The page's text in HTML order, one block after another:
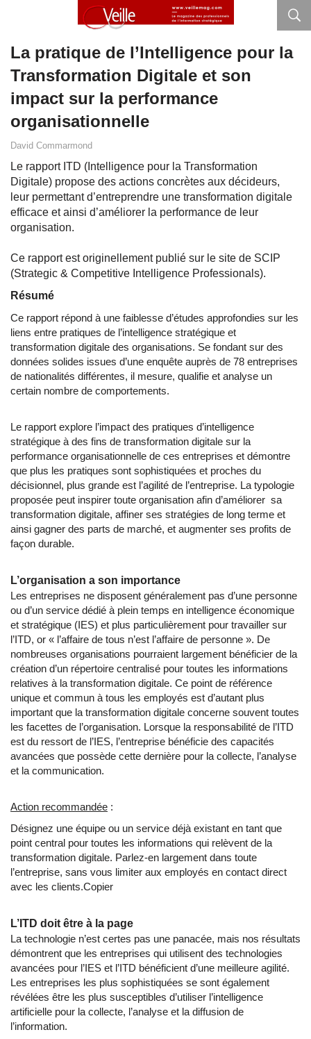
La pratique de l’Intelligence pour la
Transformation Digitale et son
impact sur la performance
organisationnelle
David Commarmond
Le rapport ITD (Intelligence pour la Transformation
Digitale) propose des actions concrètes aux décideurs,
leur permettant d’entreprendre une transformation digitale
efficace et ainsi d’améliorer la performance de leur
organisation.
Ce rapport est originellement publié sur le site de SCIP
(Strategic & Competitive Intelligence Professionals).
Résumé
Ce rapport répond à une faiblesse d’études approfondies sur les
liens entre pratiques de l’intelligence stratégique et
transformation digitale des organisations. Se fondant sur des
données solides issues d’une enquête auprès de 78 entreprises
de nationalités différentes, il mesure, qualifie et analyse un
certain nombre de comportements.
Le rapport explore l’impact des pratiques d’intelligence
stratégique à des fins de transformation digitale sur la
performance organisationnelle de ces entreprises et démontre
que plus les pratiques sont sophistiquées et proches du
décisionnel, plus grande est l’agilité de l’entreprise. La typologie
proposée peut inspirer toute organisation afin d’améliorer sa
transformation digitale, affiner ses stratégies de long terme et
ainsi gagner des parts de marché, et augmenter ses profits de
façon durable.
L’organisation a son importance
Les entreprises ne disposent généralement pas d’une personne
ou d’un service dédié à plein temps en intelligence économique
et stratégique (IES) et plus particulièrement pour travailler sur
l’ITD, or « l’affaire de tous n’est l’affaire de personne ». De
nombreuses organisations pourraient largement bénéficier de la
création d’un répertoire centralisé pour toutes les informations
relatives à la transformation digitale. Ce point de référence
unique et commun à tous les employés est d’autant plus
important que la transformation digitale concerne souvent toutes
les facettes de l’organisation. Lorsque la responsabilité de l’ITD
est du ressort de l’IES, l’entreprise bénéficie des capacités
avancées que possède cette dernière pour la collecte, l’analyse
et la communication.
Action recommandée :
Désignez une équipe ou un service déjà existant en tant que
point central pour toutes les informations qui relèvent de la
transformation digitale. Parlez-en largement dans toute
l’entreprise, sans vous limiter aux employés en contact direct
avec les clients.Copier
L’ITD doit être à la page
La technologie n’est certes pas une panacée, mais nos résultats
démontrent que les entreprises qui utilisent des technologies
avancées pour l’IES et l’ITD bénéficient d’une meilleure agilité.
Les entreprises les plus sophistiquées se sont également
révélées être les plus susceptibles d’utiliser l’intelligence
artificielle pour la collecte, l’analyse et la diffusion de
l’information.